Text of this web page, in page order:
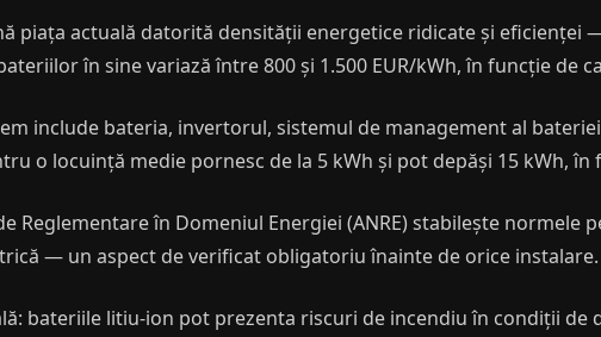
piața actuală datorită densității energetice ridicate și eficienței
în sine variază între 800 și 1.500 EUR/kWh, în funcție de
include bateria, invertorul, sistemul de management al
o locuință medie pornesc de la 5 kWh și pot depăși 15 kWh, în
Reglementare în Domeniul Energiei (ANRE) stabilește normele
— un aspect de verificat obligatoriu înainte de orice instalare.
bateriile litiu-ion pot prezenta riscuri de incendiu în condiții de